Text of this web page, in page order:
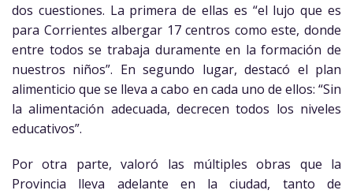
dos cuestiones. La primera de ellas es “el lujo que es
para Corrientes albergar 17 centros como este, donde
entre todos se trabaja duramente en la formación de
nuestros niños”. En segundo lugar, destacó el plan
alimenticio que se lleva a cabo en cada uno de ellos: “Sin
la alimentación adecuada, decrecen todos los niveles
educativos”.
Por otra parte, valoró las múltiples obras que la
Provincia lleva adelante en la ciudad, tanto de